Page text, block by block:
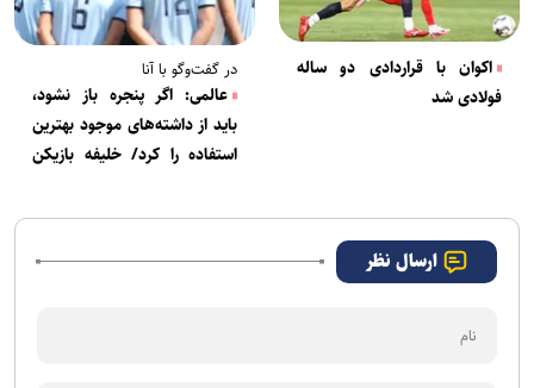
اکوان با قراردادی دو ساله
فولادی شد
در گفت‌وگو با آنا
عالمی: اگر پنجره باز نشود،
باید از داشته‌های موجود بهترین
استفاده را کرد/ خلیفه بازیکن
باتجربه می‌خواهد
ارسال نظر